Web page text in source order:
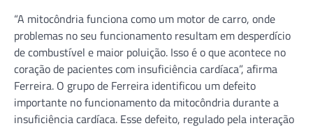
“A mitocôndria funciona como um motor de carro, onde
problemas no seu funcionamento resultam em desperdício
de combustível e maior poluição. Isso é o que acontece no
coração de pacientes com insuficiência cardíaca”, afirma
Ferreira. O grupo de Ferreira identificou um defeito
importante no funcionamento da mitocôndria durante a
insuficiência cardíaca. Esse defeito, regulado pela interação